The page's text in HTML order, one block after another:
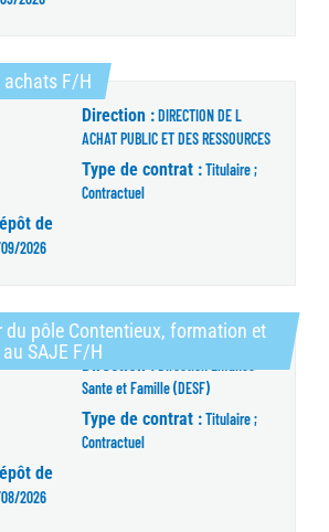
achats F/H (Nouvelle fenêtre)
Direction :DIRECTION DE L
ACHAT PUBLIC ET DES RESSOURCES
Type de contrat :Titulaire ;
Contractuel
de
2026
du pôle Contentieux, formation et
SAJE F/H
Direction :
Sante et Famille (DESF)
Type de contrat :Titulaire ;
Contractuel
de
2026